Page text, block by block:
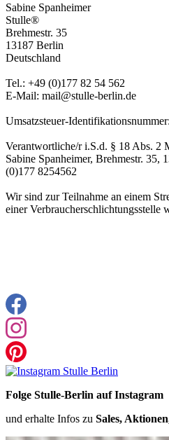
Sabine Spanheimer
Stulle®
Brehmestr. 35
13187 Berlin
Deutschland
Tel.: +49 (0)177 82 54 562
E-Mail: mail@stulle-berlin.de
Umsatzsteuer-
Verantwortliche/r i.S.d. § 18 Abs. 2
Sabine Spanheimer, Brehmestr. 35,
(0)177 8254562
Wir sind zur Teilnahme an einem
einer Verbraucherschlichtungsstelle
Folge Stulle-Berlin auf Instagram
und erhalte Infos zu Sales,